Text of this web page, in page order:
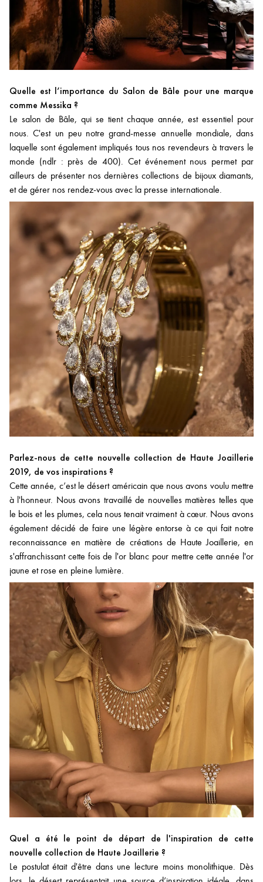
Quelle est l’importance du Salon de Bâle pour une marque
comme Messika ?
Le salon de Bâle, qui se tient chaque année, est essentiel pour
nous. C'est un peu notre grand-messe annuelle mondiale, dans
laquelle sont également impliqués tous nos revendeurs à travers le
monde (ndlr : près de 400). Cet événement nous permet par
ailleurs de présenter nos dernières collections de bijoux diamants,
et de gérer nos rendez-vous avec la presse internationale.
Parlez-nous de cette nouvelle collection de Haute Joaillerie
2019, de vos inspirations ?
Cette année, c’est le désert américain que nous avons voulu mettre
à l'honneur. Nous avons travaillé de nouvelles matières telles que
le bois et les plumes, cela nous tenait vraiment à cœur. Nous avons
également décidé de faire une légère entorse à ce qui fait notre
reconnaissance en matière de créations de Haute Joaillerie, en
s'affranchissant cette fois de l'or blanc pour mettre cette année l'or
jaune et rose en pleine lumière.
Quel a été le point de départ de l'inspiration de cette
nouvelle collection de Haute Joaillerie ?
Le postulat était d'être dans une lecture moins monolithique. Dès